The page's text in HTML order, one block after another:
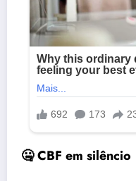
🤐 CBF em silêncio